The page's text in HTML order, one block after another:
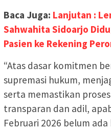
Baca Juga: Lanjutan :
Sahwahita Sidoarjo
Pasien ke Rekening
“Atas dasar komitmen
supremasi hukum,
serta memastikan
transparan dan adil,
Februari 2026 belum